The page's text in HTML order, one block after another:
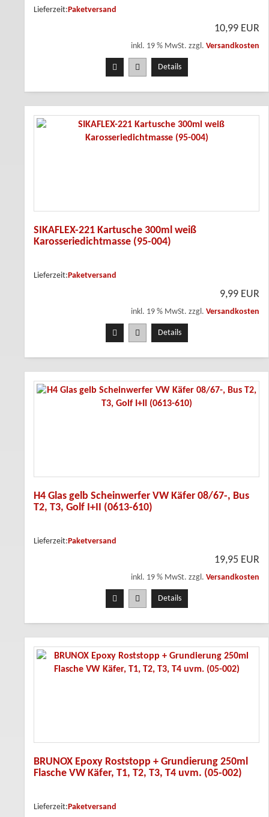
Lieferzeit: Paketversand
10,99 EUR
inkl. 19 % MwSt. zzgl. Versandkosten
Details
SIKAFLEX-221 Kartusche 300ml weiß
Karosseriedichtmasse (95-004)
Lieferzeit: Paketversand
9,99 EUR
inkl. 19 % MwSt. zzgl. Versandkosten
Details
H4 Glas gelb Scheinwerfer VW Käfer 08/67-, Bus
T2, T3, Golf I+II (0613-610)
Lieferzeit: Paketversand
19,95 EUR
inkl. 19 % MwSt. zzgl. Versandkosten
Details
BRUNOX Epoxy Roststopp + Grundierung 250ml
Flasche VW Käfer, T1, T2, T3, T4 uvm. (05-002)
Lieferzeit: Paketversand